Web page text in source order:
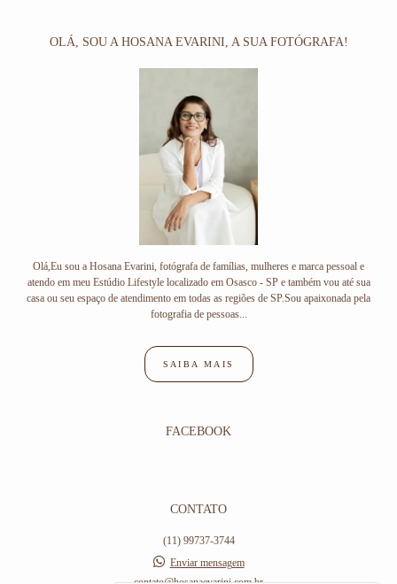
OLÁ, SOU A HOSANA EVARINI, A SUA FOTÓGRAFA!
Olá,Eu sou a Hosana Evarini, fotógrafa de famílias, mulheres e marca pessoal e
atendo em meu Estúdio Lifestyle localizado em Osasco - SP e também vou até sua
casa ou seu espaço de atendimento em todas as regiões de SP.Sou apaixonada pela
fotografia de pessoas...
SAIBA MAIS
FACEBOOK
CONTATO
(11) 99737-3744
Enviar mensagem